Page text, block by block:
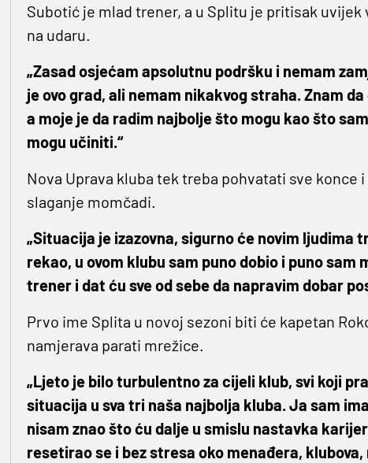
Subotić je mlad trener, a u Splitu je pritisak
na udaru.
„Zasad osjećam apsolutnu podršku i nemam
je ovo grad, ali nemam nikakvog straha. Znam
a moje je da radim najbolje što mogu kao što
mogu učiniti.“
Nova Uprava kluba tek treba pohvatati sve
slaganje momčadi.
„Situacija je izazovna, sigurno će novim ljudima
rekao, u ovom klubu sam puno dobio i puno
trener i dat ću sve od sebe da napravim dobar
Prvo ime Splita u novoj sezoni biti će kapetan
namjerava parati mrežice.
„Ljeto je bilo turbulentno za cijeli klub, svi koji
situacija u sva tri naša najbolja kluba. Ja sam
nisam znao što ću dalje u smislu nastavka
resetirao se i bez stresa oko menađera,